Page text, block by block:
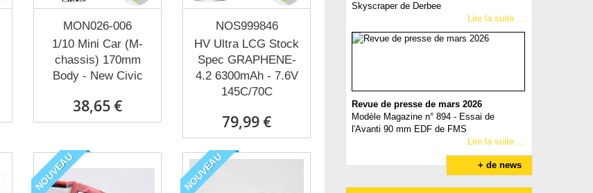
MON026-006
1/10 Mini Car (M-
chassis) 170mm
Body - New Civic
38,65 €
NOS999846
HV Ultra LCG Stock
Spec GRAPHENE-
4.2 6300mAh - 7.6V
145C/70C
79,99 €
NOUVEAU NOUVEAU
Skyscraper de Derbee
Lire la suite ...
Revue de presse de mars 2026
Modèle Magazine n° 894 - Essai de
l'Avanti 90 mm EDF de FMS
Lire la suite ...
+ de news